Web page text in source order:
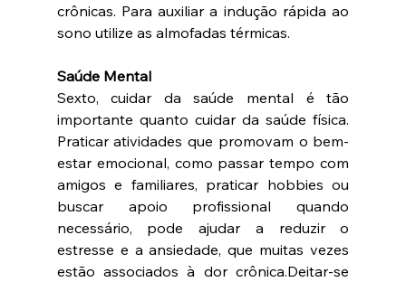
crônicas. Para auxiliar a indução rápida ao
sono utilize as almofadas térmicas.
Saúde Mental
Sexto, cuidar da saúde mental é tão
importante quanto cuidar da saúde física.
Praticar atividades que promovam o bem-
estar emocional, como passar tempo com
amigos e familiares, praticar hobbies ou
buscar apoio profissional quando
necessário, pode ajudar a reduzir o
estresse e a ansiedade, que muitas vezes
estão associados à dor crônica.Deitar-se